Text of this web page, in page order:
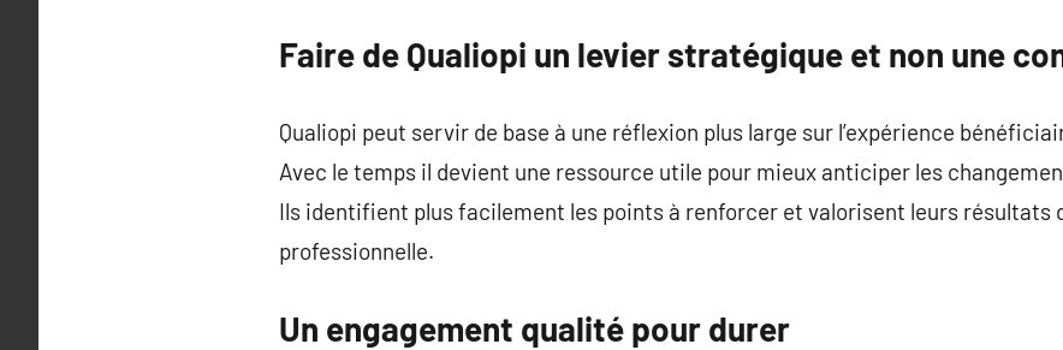
Faire de Qualiopi un levier stratégique et non une
Qualiopi peut servir de base à une réflexion plus large sur l’expérience
Avec le temps il devient une ressource utile pour mieux anticiper les
Ils identifient plus facilement les points à renforcer et valorisent leurs résultats
professionnelle.
Un engagement qualité pour durer